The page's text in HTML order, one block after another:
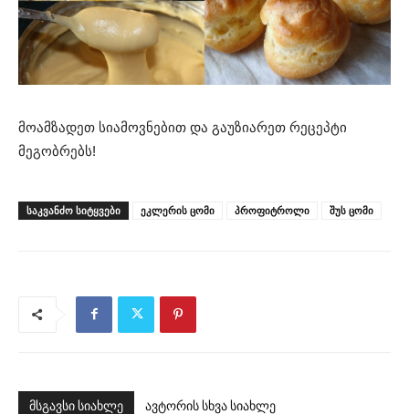
მოამზადეთ სიამოვნებით და გაუზიარეთ რეცეპტი
მეგობრებს!
ᲡᲐᲙᲕᲐᲜᲫᲝ ᲡᲘᲢᲧᲕᲔᲑᲘ ეკლერის ცომი პროფიტროლი შუს ცომი
მსგავსი სიახლე ავტორის სხვა სიახლე